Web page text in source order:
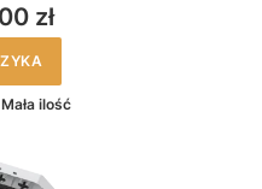
zł
Mała ilość